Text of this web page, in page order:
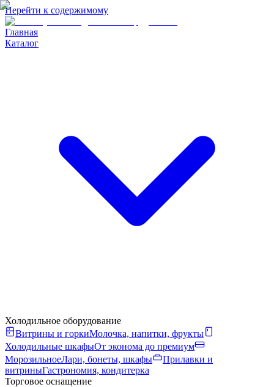
Перейти к содержимому
Главная
Каталог
Холодильное оборудование
Витрины и горкиМолочка, напитки, фрукты
Холодильные шкафыОт эконома до премиум
МорозильноеЛари, бонеты, шкафы
Прилавки и
витриныГастрономия, кондитерка
Торговое оснащение